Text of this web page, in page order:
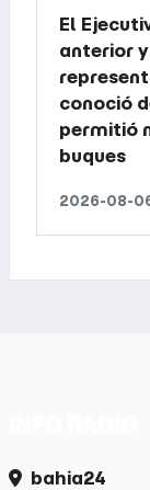
El
anterior
conoció
permitió
buques
2026-08-
bahia24